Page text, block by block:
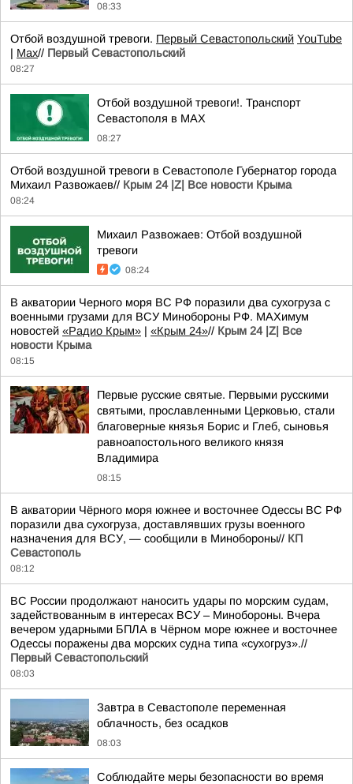
08:33
Отбой воздушной тревоги. Первый Севастопольский YouTube
| Max// Первый Севастопольский
08:27
Отбой воздушной тревоги!. Транспорт
Севастополя в MAX
08:27
Отбой воздушной тревоги в Севастополе Губернатор города
Михаил Развожаев// Крым 24 |Z| Все новости Крыма
08:24
Михаил Развожаев: Отбой воздушной
тревоги
08:24
В акватории Черного моря ВС РФ поразили два сухогруза с
военными грузами для ВСУ Минобороны РФ. MAXимум
новостей «Радио Крым» | «Крым 24»// Крым 24 |Z| Все
новости Крыма
08:15
Первые русские святые. Первыми русскими
святыми, прославленными Церковью, стали
благоверные князья Борис и Глеб, сыновья
равноапостольного великого князя
Владимира
08:15
В акватории Чёрного моря южнее и восточнее Одессы ВС РФ
поразили два сухогруза, доставлявших грузы военного
назначения для ВСУ, — сообщили в Минобороны// КП
Севастополь
08:12
ВС России продолжают наносить удары по морским судам,
задействованным в интересах ВСУ – Минобороны. Вчера
вечером ударными БПЛА в Чёрном море южнее и восточнее
Одессы поражены два морских судна типа «сухогруз».//
Первый Севастопольский
08:03
Завтра в Севастополе переменная
облачность, без осадков
08:03
Соблюдайте меры безопасности во время